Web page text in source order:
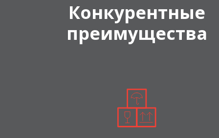
Конкурентные
преимущества